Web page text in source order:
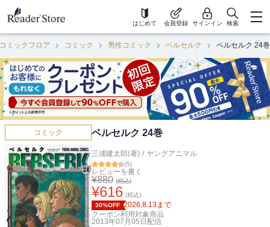
はじめて 会員登録 サインイン 検索
コミックフロア コミック 男性コミック ベルセルク ベルセルク 24巻
コミック ベルセルク 24巻
三浦建太郎(著) / ヤングアニマル
(5)
レビューを書く
¥880 (税込)
¥616 (税込)
30%OFF 2026.8.13まで
クーポン利用対象商品
2013年07月05日 配信